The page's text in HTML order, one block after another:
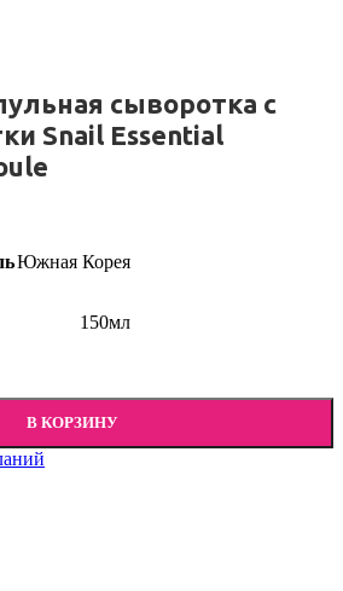
сыворотка с
Snail Essential
Южная Корея
150мл
В КОРЗИНУ